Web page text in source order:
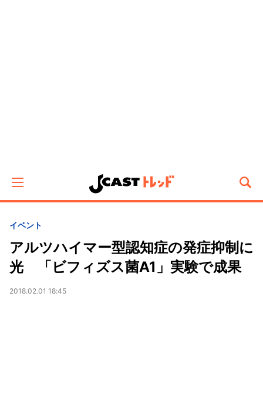
イベント
アルツハイマー型認知症の発症抑制に
光 「ビフィズス菌A1」実験で成果
2018.02.01 18:45